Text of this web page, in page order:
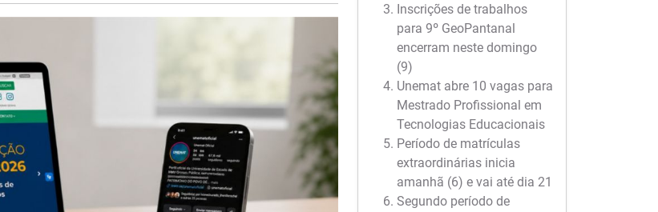
Inscrições de trabalhos
para 9º GeoPantanal
encerram neste domingo
(9)
Unemat abre 10 vagas para
Mestrado Profissional em
Tecnologias Educacionais
Período de matrículas
extraordinárias inicia
amanhã (6) e vai até dia 21
Segundo período de